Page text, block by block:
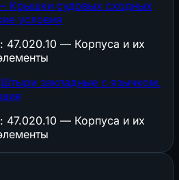
Крышки судовых сходных
условия
47.020.10 — Корпуса и их
закладные с язычком.
47.020.10 — Корпуса и их